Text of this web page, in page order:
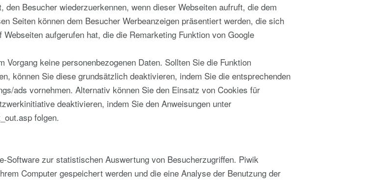
den Besucher wiederzuerkennen, wenn dieser Webseiten aufruft, die dem
Seiten können dem Besucher Werbeanzeigen präsentiert werden, die sich
aufgerufen hat, die die Remarketing Funktion von Google
Vorgang keine personenbezogenen Daten. Sollten Sie die Funktion
können Sie diese grundsätzlich deaktivieren, indem Sie die entsprechenden
ads vornehmen. Alternativ können Sie den Einsatz von Cookies für
deaktivieren, indem Sie den Anweisungen unter
folgen.
Software zur statistischen Auswertung von Besucherzugriffen. Piwik
Computer gespeichert werden und die eine Analyse der Benutzung der